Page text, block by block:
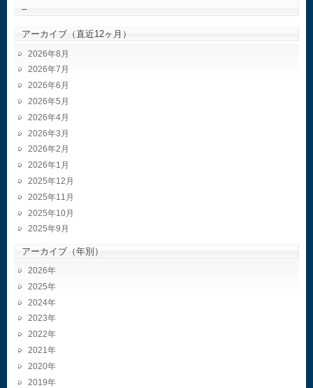
–
アーカイブ（直近12ヶ月）
2026年8月
2026年7月
2026年6月
2026年5月
2026年4月
2026年3月
2026年2月
2026年1月
2025年12月
2025年11月
2025年10月
2025年9月
アーカイブ（年別）
2026
2025
2024
2023
2022
2021
2020
2019